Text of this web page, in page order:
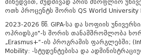
მიხედვით, მუდმივად არის მსოფლიო
ოთხ პროცენტს შორის QS World University
2023-2026 წწ. GIPA-სა და სოფიის
ოჰრიდსკი"-ს შორის თანამშრომლობა
„Erasmus+“-ის პროგრამის ფარგლებში;
Mobility: -სტუდენტებისა და